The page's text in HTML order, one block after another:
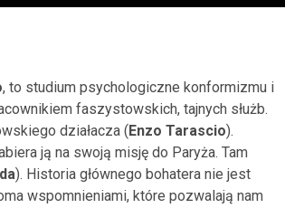
, to studium psychologiczne konformizmu i
faszystowskich, tajnych służb.
działacza ( Enzo Tarascio).
ją na swoją misję do Paryża. Tam
). Historia głównego bohatera nie jest
wspomnieniami, które pozwalają nam